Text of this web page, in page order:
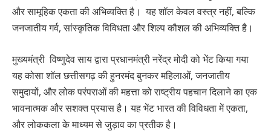
और सामूहिक एकता की अभिव्यक्ति है। यह शॉल केवल वस्त्र नहीं, बल्कि
जनजातीय गर्व, सांस्कृतिक विविधता और शिल्प कौशल की अभिव्यक्ति है।
मुख्यमंत्री विष्णुदेव साय द्वारा प्रधानमंत्री नरेंद्र मोदी को भेंट किया गया
यह कोसा शॉल छत्तीसगढ़ की हुनरमंद बुनकर महिलाओं, जनजातीय
समुदायों, और लोक परंपराओं की महत्ता को राष्ट्रीय पहचान दिलाने का एक
भावनात्मक और सशक्त प्रयास है। यह भेंट भारत की विविधता में एकता,
और लोककला के माध्यम से जुड़ाव का प्रतीक है।